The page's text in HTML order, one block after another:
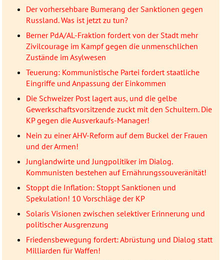
Der vorhersehbare Bumerang der Sanktionen gegen
Russland. Was ist jetzt zu tun?
Berner PdA/AL-Fraktion fordert von der Stadt mehr
Zivilcourage im Kampf gegen die unmenschlichen
Zustände im Asylwesen
Teuerung: Kommunistische Partei fordert staatliche
Eingriffe und Anpassung der Einkommen
Die Schweizer Post lagert aus, und die gelbe
Gewerkschaftsvorsitzende zuckt mit den Schultern. Die
KP gegen die Ausverkaufs-Manager!
Nein zu einer AHV-Reform auf dem Buckel der Frauen
und der Armen!
Junglandwirte und Jungpolitiker im Dialog.
Kommunisten bestehen auf Ernährungssouveränität!
Stoppt die Inflation: Stoppt Sanktionen und
Spekulation! 10 Vorschläge der KP
Solaris Visionen zwischen selektiver Erinnerung und
politischer Ausgrenzung
Friedensbewegung fordert: Abrüstung und Dialog statt
Milliarden für Waffen!